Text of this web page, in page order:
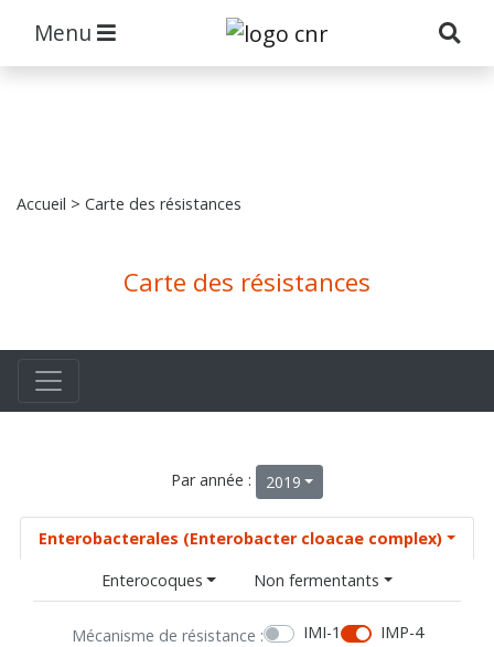
Menu
Accueil > Carte des résistances
Carte des résistances
Par année : 2019
Enterobacterales (Enterobacter cloacae complex)
Enterocoques
Non fermentants
Mécanisme de résistance : IMI-1
IMP-4